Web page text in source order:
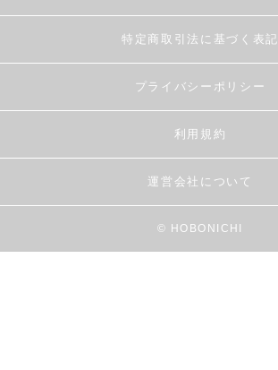
特定商取引法に基づく表記
プライバシーポリシー
利用規約
運営会社について
© HOBONICHI